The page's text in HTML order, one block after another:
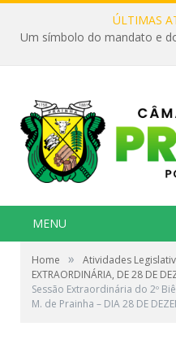
ÚLTIMAS
MENU
Home » Atividades
EXTRAORDINÁRIA, DE 28 DE
Sessão Extraordinária do 2º
M. de Prainha – DIA 28 DE